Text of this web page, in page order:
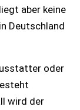
aber keine
Deutschland
oder
wird der